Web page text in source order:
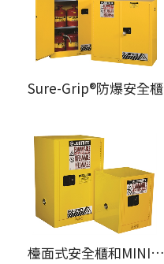
Sure-Grip®防爆安全櫃
檯面式安全櫃和MINI型安全櫃